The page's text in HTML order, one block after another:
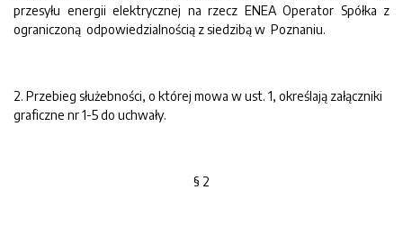
przesyłu energii elektrycznej na rzecz ENEA Operator Spółka z
ograniczoną odpowiedzialnością z siedzibą w Poznaniu.
2. Przebieg służebności, o której mowa w ust. 1, określają załączniki
graficzne nr 1-5 do uchwały.
§ 2